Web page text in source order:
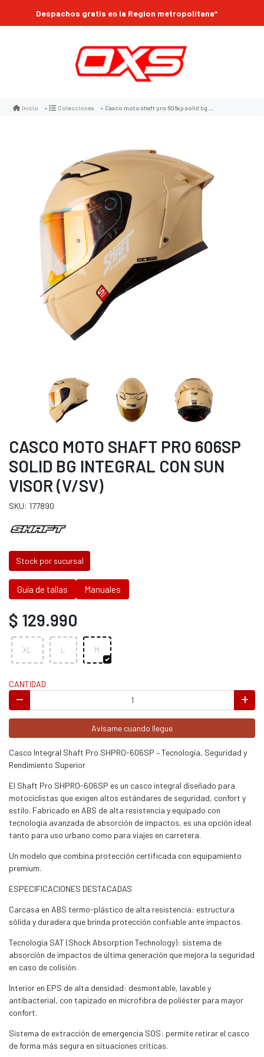
Despachos gratis en la Region metropolitana*
Inicio Colecciones Casco moto shaft pro 606sp solid bg integral con sun visor (v/sv)
CASCO MOTO SHAFT PRO 606SP
SOLID BG INTEGRAL CON SUN
VISOR (V/SV)
SKU: 177890
Stock por sucursal
Guía de tallas Manuales
$ 129.990
XL L M
CANTIDAD
Avísame cuando llegue
Casco Integral Shaft Pro SHPRO-606SP – Tecnología, Seguridad y
Rendimiento Superior
El Shaft Pro SHPRO-606SP es un casco integral diseñado para
motociclistas que exigen altos estándares de seguridad, confort y
estilo. Fabricado en ABS de alta resistencia y equipado con
tecnología avanzada de absorción de impactos, es una opción ideal
tanto para uso urbano como para viajes en carretera.
Un modelo que combina protección certificada con equipamiento
premium.
ESPECIFICACIONES DESTACADAS
Carcasa en ABS termo-plástico de alta resistencia: estructura
sólida y duradera que brinda protección confiable ante impactos.
Tecnología SAT (Shock Absorption Technology): sistema de
absorción de impactos de última generación que mejora la seguridad
en caso de colisión.
Interior en EPS de alta densidad: desmontable, lavable y
antibacterial, con tapizado en microfibra de poliéster para mayor
confort.
Sistema de extracción de emergencia SOS: permite retirar el casco
de forma más segura en situaciones críticas.